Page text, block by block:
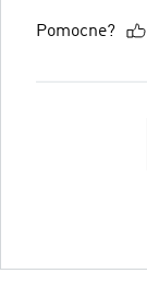
Pomocne?